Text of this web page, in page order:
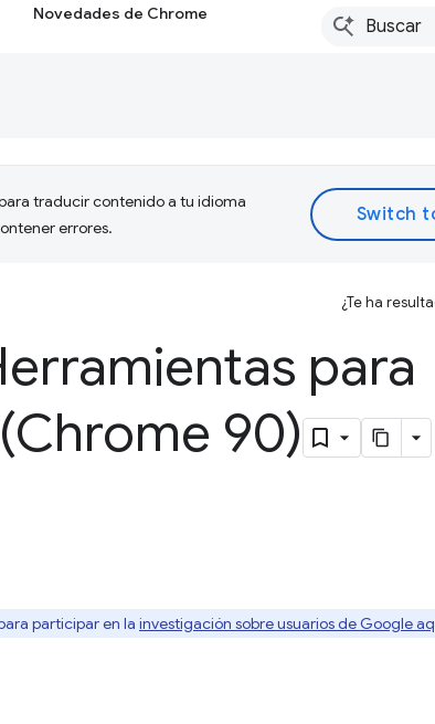
Novedades de Chrome
traducir contenido a tu idioma
errores.
¿Te ha
para
90)
participar en la investigación sobre usuarios de Google